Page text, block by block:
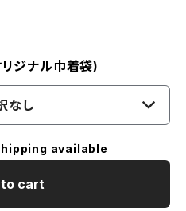
ジナル巾着袋)
なし
available
cart